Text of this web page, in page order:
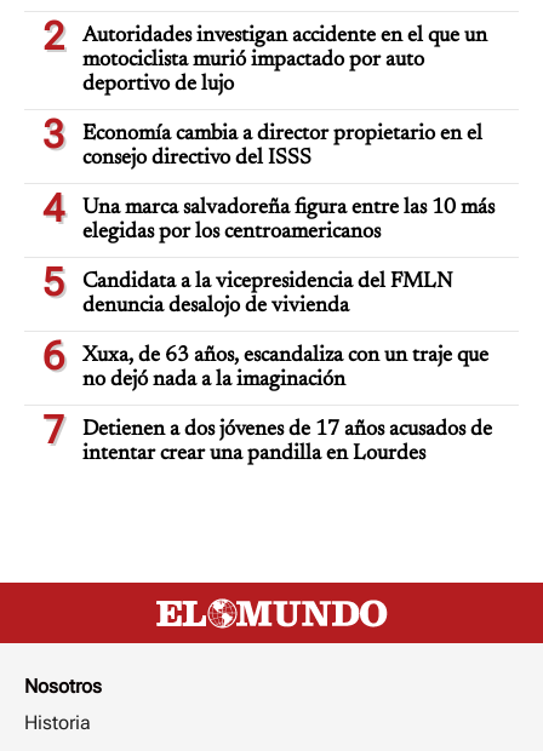
2
Autoridades investigan accidente en el que un
motociclista murió impactado por auto
deportivo de lujo
3
Economía cambia a director propietario en el
consejo directivo del ISSS
4
Una marca salvadoreña figura entre las 10 más
elegidas por los centroamericanos
5
Candidata a la vicepresidencia del FMLN
denuncia desalojo de vivienda
6
Xuxa, de 63 años, escandaliza con un traje que
no dejó nada a la imaginación
7
Detienen a dos jóvenes de 17 años acusados de
intentar crear una pandilla en Lourdes
Nosotros
Historia